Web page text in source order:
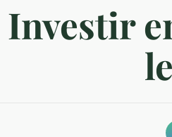
Investir